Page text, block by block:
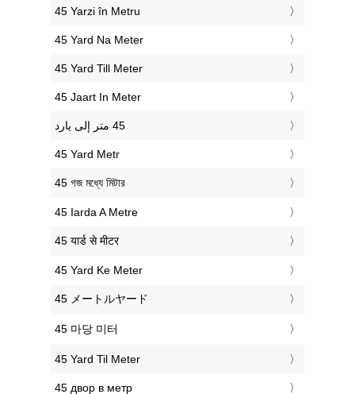
‎45 Yarzi în Metru
‎45 Yard Na Meter
‎45 Yard Till Meter
‎45 Jaart In Meter
‎45 Yard Metr
‎45 গজ মধ্যে মিটার
‎45 Iarda A Metre
‎45 यार्ड से मीटर
‎45 Yard Ke Meter
‎45 メートルヤード
‎45 마당 미터
‎45 Yard Til Meter
‎45 двор в метр